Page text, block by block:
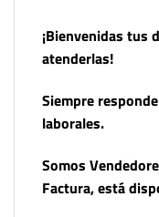
¡Bienvenidas tus
atenderlas!
Siempre
laborales.
Somos
Factura, está